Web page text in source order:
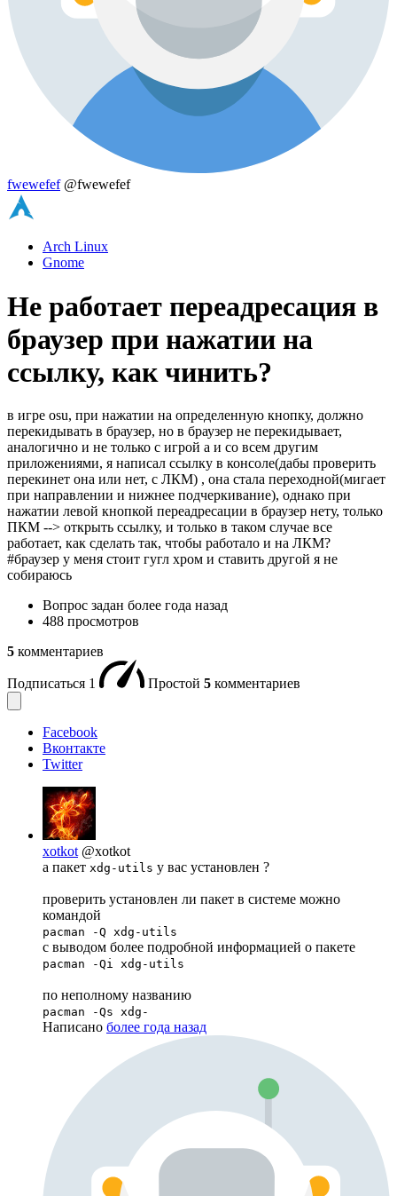
fwewefef @fwewefef
Arch Linux
Gnome
Не работает переадресация в
браузер при нажатии на
ссылку, как чинить?
в игре osu, при нажатии на определенную кнопку, должно
перекидывать в браузер, но в браузер не перекидывает,
аналогично и не только с игрой а и со всем другим
приложениями, я написал ссылку в консоле(дабы проверить
перекинет она или нет, с ЛКМ) , она стала переходной(мигает
при направлении и нижнее подчеркивание), однако при
нажатии левой кнопкой переадресации в браузер нету, только
ПКМ --> открыть ссылку, и только в таком случае все
работает, как сделать так, чтобы работало и на ЛКМ?
#браузер у меня стоит гугл хром и ставить другой я не
собираюсь
Вопрос задан более года назад
488 просмотров
5 комментариев
Подписаться 1 Простой 5 комментариев
Facebook
Вконтакте
Twitter
xotkot @xotkot
а пакет xdg-utils у вас установлен ?
проверить установлен ли пакет в системе можно
командой
pacman -Q xdg-utils
с выводом более подробной информацией о пакете
pacman -Qi xdg-utils
по неполному названию
pacman -Qs xdg-
Написано более года назад